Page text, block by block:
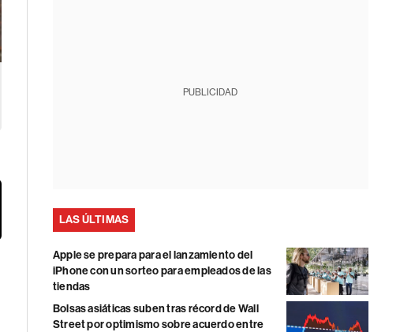
PUBLICIDAD
LAS ÚLTIMAS
Apple se prepara para el lanzamiento del
iPhone con un sorteo para empleados de las
tiendas
Bolsas asiáticas suben tras récord de Wall
Street por optimismo sobre acuerdo entre